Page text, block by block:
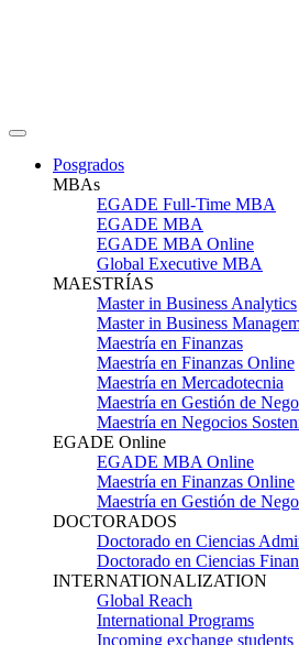
Posgrados
MBAs
EGADE Full-Time MBA
EGADE MBA
EGADE MBA Online
Global Executive MBA
MAESTRÍAS
Master in Business Analytics
Master in Business
Maestría en Finanzas
Maestría en Finanzas Online
Maestría en Mercadotecnia
Maestría en Gestión de
Maestría en Negocios
EGADE Online
EGADE MBA Online
Maestría en Finanzas Online
Maestría en Gestión de
DOCTORADOS
Doctorado en Ciencias
Doctorado en Ciencias
INTERNATIONALIZATION
Global Reach
International Programs
Incoming exchange students